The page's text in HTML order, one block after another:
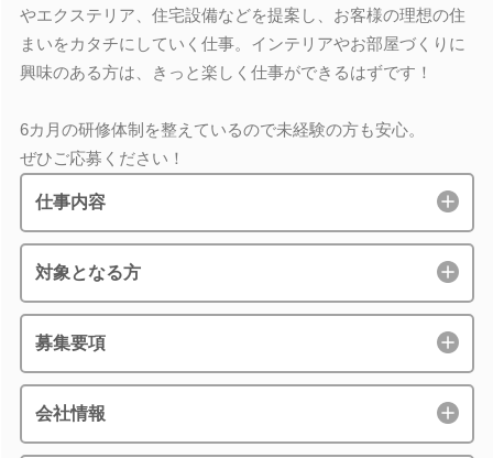
やエクステリア、住宅設備などを提案し、お客様の理想の住
まいをカタチにしていく仕事。インテリアやお部屋づくりに
興味のある方は、きっと楽しく仕事ができるはずです！
6カ月の研修体制を整えているので未経験の方も安心。
ぜひご応募ください！
仕事内容
対象となる方
募集要項
会社情報